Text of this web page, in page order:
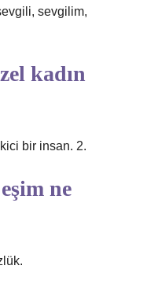
sevgilim,
kadın
bir insan. 2.
ne